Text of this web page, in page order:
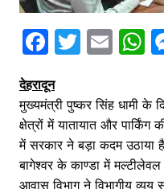
F
c
e
b
o
T
itt
er
E
ai
l
at
s
A
p
देहरादून
मुख्यमंत्री पुष्कर सिंह धामी के
क्षेत्रों में यातायात और
में सरकार ने बड़ा कदम
बागेश्वर के काण्डा में मल्टीलेवल
आवास विभाग ने विभागीय व्यय